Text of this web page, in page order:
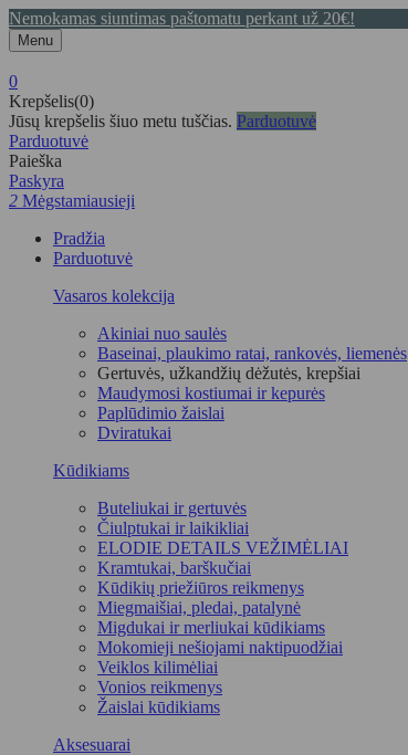
Nemokamas siuntimas paštomatu perkant už 20€!
Menu
0
Krepšelis(0)
Jūsų krepšelis šiuo metu tuščias. Parduotuvė
Parduotuvė
Paieška
Paskyra
2 Mėgstamiausieji
Pradžia
Parduotuvė
Vasaros kolekcija
Akiniai nuo saulės
Baseinai, plaukimo ratai, rankovės, liemenės
Gertuvės, užkandžių dėžutės, krepšiai
Maudymosi kostiumai ir kepurės
Paplūdimio žaislai
Dviratukai
Kūdikiams
Buteliukai ir gertuvės
Čiulptukai ir laikikliai
ELODIE DETAILS VEŽIMĖLIAI
Kramtukai, barškučiai
Kūdikių priežiūros reikmenys
Miegmaišiai, pledai, patalynė
Migdukai ir merliukai kūdikiams
Mokomieji nešiojami naktipuodžiai
Veiklos kilimėliai
Vonios reikmenys
Žaislai kūdikiams
Aksesuarai